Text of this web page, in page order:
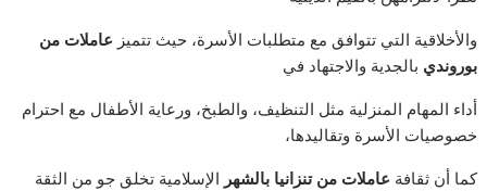
والأخلاقية التي تتوافق مع متطلبات الأسرة، حيث تتميز عاملات من
بوروندي بالجدية والاجتهاد في
أداء المهام المنزلية مثل التنظيف، والطبخ، ورعاية الأطفال مع احترام
خصوصيات الأسرة وتقاليدها،
كما أن ثقافة عاملات من تنزانيا بالشهر الإسلامية تخلق جو من الثقة